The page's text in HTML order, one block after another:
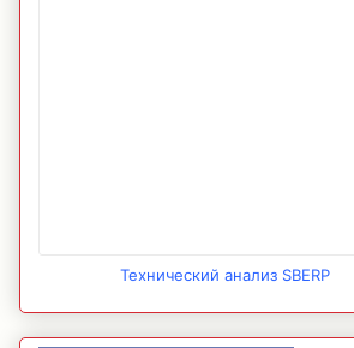
Технический анализ SBERP